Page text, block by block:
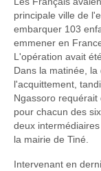
principale ville de
embarquer 103
emmener en
L'opération avait
Dans la matinée,
l'acquittement,
Ngassoro
pour chacun des
deux
la mairie de Tiné.
Intervenant en